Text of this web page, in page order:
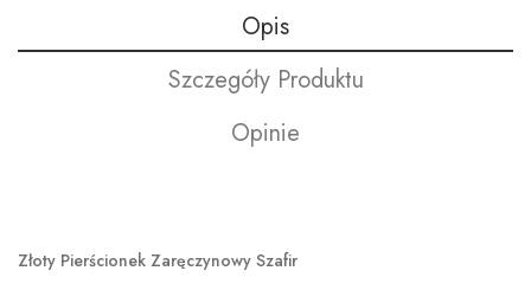
Opis
Szczegóły Produktu
Opinie
Złoty Pierścionek Zaręczynowy Szafir